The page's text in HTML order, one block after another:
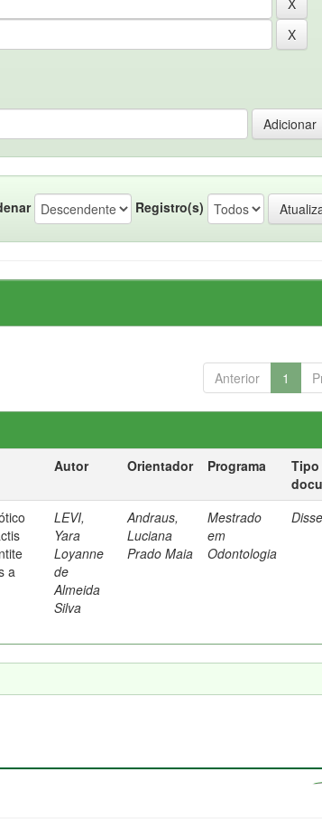
Registro(s)
Anterior 1
Autor Orientador Programa
Tipo
a
LEVI,
Yara
Loyanne
de
Almeida
Silva
Andraus,
Luciana
Prado Maia
Mestrado
em
Odontologia